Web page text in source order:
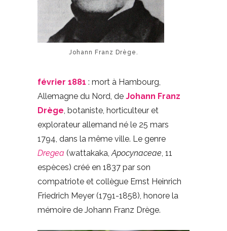
Johann Franz Drège.
février 1881 : mort à Hambourg,
Allemagne du Nord, de Johann Franz
Drège, botaniste, horticulteur et
explorateur allemand né le 25 mars
1794, dans la même ville. Le genre
Dregea (wattakaka,Apocynaceae, 11
espèces) créé en 1837 par son
compatriote et collègue Ernst Heinrich
Friedrich Meyer (1791-1858), honore la
mémoire de Johann Franz Drège.